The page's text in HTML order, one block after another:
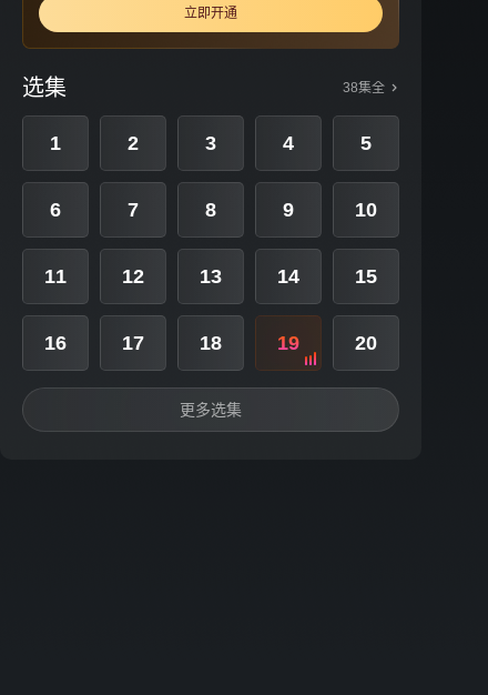
立即开通
选集 38集全
1 2 3 4 5
6 7 8 9 10
11 12 13 14 15
16 17 18 19 20
更多选集